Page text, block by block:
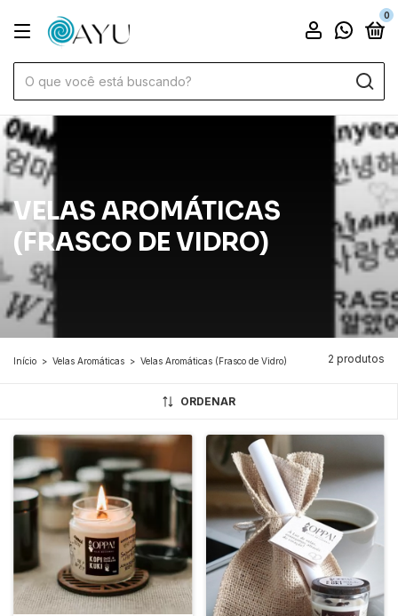
0
VELAS AROMÁTICAS
(FRASCO DE VIDRO)
Início > Velas Aromáticas > Velas Aromáticas (Frasco de Vidro) 2 produtos
ORDENAR